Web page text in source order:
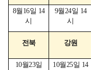
8월16일 14
시
9월24일 14
시
전북 강원
10월23일
10월25일 14